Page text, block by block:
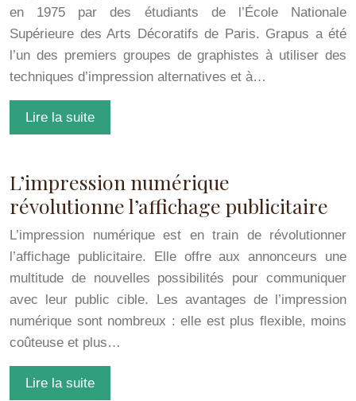
en 1975 par des étudiants de l’École Nationale
Supérieure des Arts Décoratifs de Paris. Grapus a été
l’un des premiers groupes de graphistes à utiliser des
techniques d’impression alternatives et à…
Lire la suite
L’impression numérique
révolutionne l’affichage publicitaire
L’impression numérique est en train de révolutionner
l’affichage publicitaire. Elle offre aux annonceurs une
multitude de nouvelles possibilités pour communiquer
avec leur public cible. Les avantages de l’impression
numérique sont nombreux : elle est plus flexible, moins
coûteuse et plus…
Lire la suite